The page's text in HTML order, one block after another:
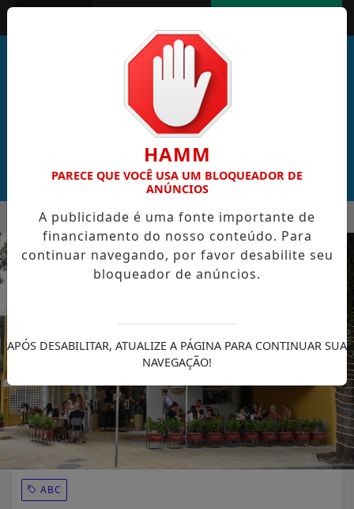
VERDE VENCE ELEIÇÃO DO GOL MAIS BONITO DA COPA DO
EM ALTA
MENU
ABC
HAMM
PARECE QUE VOCÊ USA UM BLOQUEADOR DE
ANÚNCIOS
A publicidade é uma fonte importante de
financiamento do nosso conteúdo. Para
continuar navegando, por favor desabilite seu
bloqueador de anúncios.
APÓS DESABILITAR, ATUALIZE A PÁGINA PARA CONTINUAR SUA
NAVEGAÇÃO!